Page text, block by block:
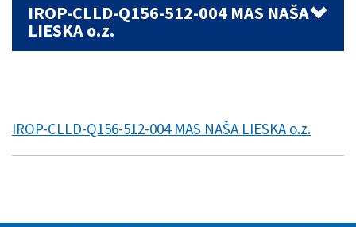
IROP-CLLD-Q156-512-004 MAS NAŠA
LIESKA o.z.
IROP-CLLD-Q156-512-004 MAS NAŠA LIESKA o.z.